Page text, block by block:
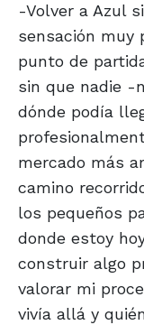
-Volver a Azul
sensación muy
punto de
sin que nadie -
dónde podía
mercado más
camino
los pequeños
donde estoy
construir algo
valorar mi
vivía allá y